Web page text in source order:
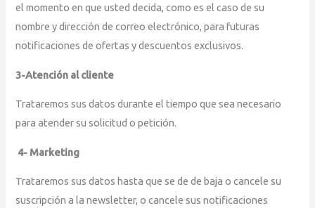
el momento en que usted decida, como es el caso de su
nombre y dirección de correo electrónico, para futuras
notificaciones de ofertas y descuentos exclusivos.
3-Atención al cliente
Trataremos sus datos durante el tiempo que sea necesario
para atender su solicitud o petición.
4- Marketing
Trataremos sus datos hasta que se de de baja o cancele su
suscripción a la newsletter, o cancele sus notificaciones